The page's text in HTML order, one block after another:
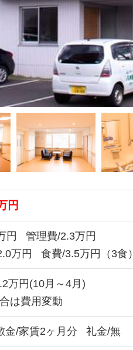
円
円
管理費/2.3万円
万円
食費/3.5万円（3食）
万円(10月～4月)
は費用変動
金/家賃2ヶ月分 礼金/無